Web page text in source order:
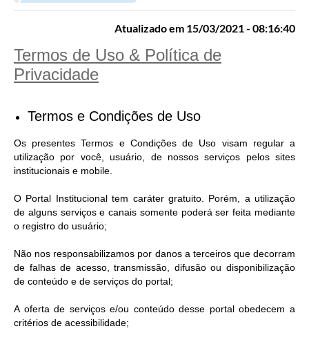
Atualizado em 15/03/2021 - 08:16:40
Termos de Uso & Política de
Privacidade
Termos e Condições de Uso
Os presentes Termos e Condições de Uso visam regular a
utilização por você, usuário, de nossos serviços pelos sites
institucionais e mobile.
O Portal Institucional tem caráter gratuito. Porém, a utilização
de alguns serviços e canais somente poderá ser feita mediante
o registro do usuário;
Não nos responsabilizamos por danos a terceiros que decorram
de falhas de acesso, transmissão, difusão ou disponibilização
de conteúdo e de serviços do portal;
A oferta de serviços e/ou conteúdo desse portal obedecem a
critérios de acessibilidade;